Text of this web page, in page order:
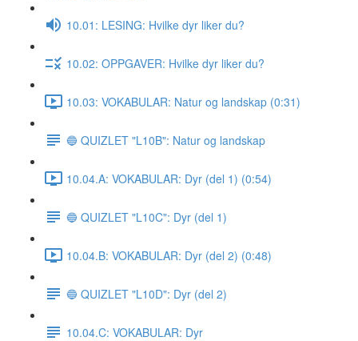
10.01: LESING: Hvilke dyr liker du?
10.02: OPPGAVER: Hvilke dyr liker du?
10.03: VOKABULAR: Natur og landskap (0:31)
🔵 QUIZLET "L10B": Natur og landskap
10.04.A: VOKABULAR: Dyr (del 1) (0:54)
🔵 QUIZLET "L10C": Dyr (del 1)
10.04.B: VOKABULAR: Dyr (del 2) (0:48)
🔵 QUIZLET "L10D": Dyr (del 2)
10.04.C: VOKABULAR: Dyr